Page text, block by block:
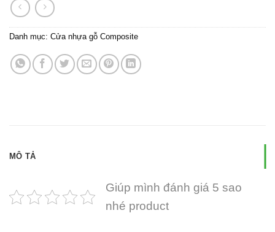
Danh mục: Cửa nhựa gỗ Composite
MÔ TẢ
Giúp mình đánh giá 5 sao
nhé product